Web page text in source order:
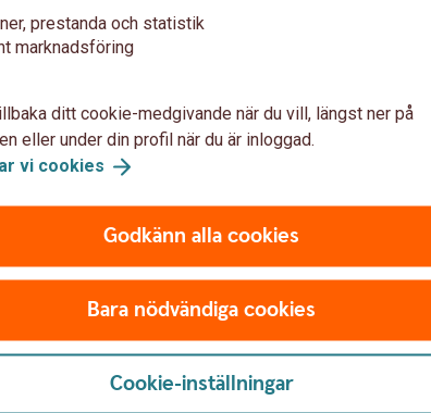
om du kommer igång senare, dels
Det vill säga att du får avkastning på
kronor, då ökar de med 10 kronor till
igen nästa år så ökar dina 110 kronor
hundra i månaden när du börjar jobba
allteftersom du går upp i lön.
miljoner 2065?
ordentligt tills det är dags för
prestanda och statistik
marknadsföring
ditt cookie-medgivande när du vill, längst ner på
eller under din profil när du är inloggad.
vi cookies
Godkänn alla cookies
Bara nödvändiga cookies
Cookie-inställningar